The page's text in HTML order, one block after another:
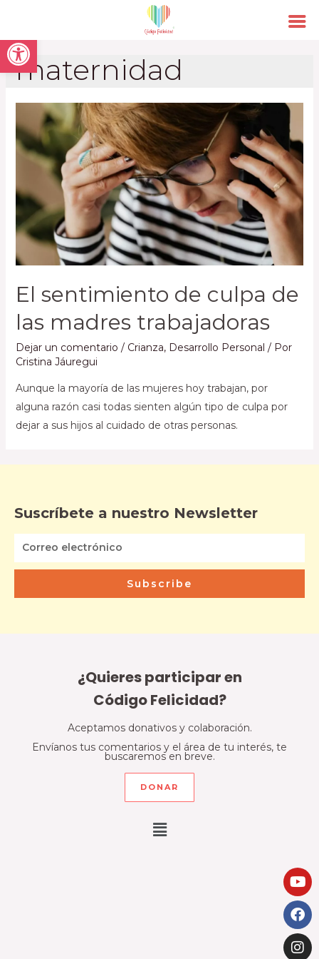
Open toolbar
maternidad
El sentimiento de culpa de
las madres trabajadoras
Dejar un comentario / Crianza, Desarrollo Personal / Por
Cristina Jáuregui
Aunque la mayoría de las mujeres hoy trabajan, por
alguna razón casi todas sienten algún tipo de culpa por
dejar a sus hijos al cuidado de otras personas.
Suscríbete a nuestro Newsletter
Subscribe
¿Quieres participar en
Código Felicidad?
Aceptamos donativos y colaboración.
Envíanos tus comentarios y el área de tu interés, te
buscaremos en breve.
DONAR